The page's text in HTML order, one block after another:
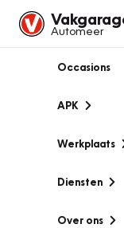
Automeer
Occasions
APK
Werkplaats
Diensten
Over ons